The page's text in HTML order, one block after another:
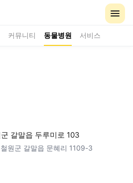
커뮤니티 동물병원 서비스
갈말읍 두루미로 103
원군 갈말읍 문혜리 1109-3